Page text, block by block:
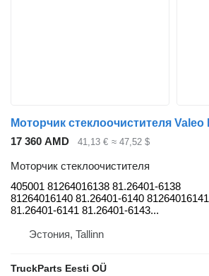
17 360 AMD 41,13 € ≈ 47,52 $
Моторчик стеклоочистителя
405001 81264016138 81.26401-6138
81264016140 81.26401-6140 81264016141
81.26401-6141 81.26401-6143...
Эстония, Tallinn
TruckParts Eesti OÜ